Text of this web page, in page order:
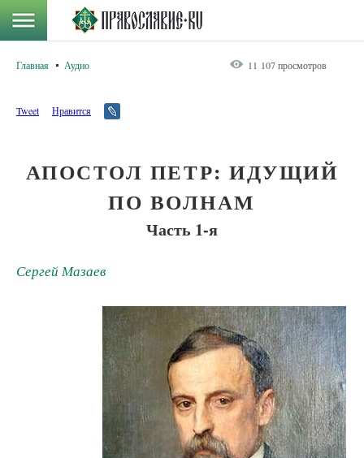
Главная Аудио 11 107 просмотров
Tweet Нравится
АПОСТОЛ ПЕТР: ИДУЩИЙ
ПО ВОЛНАМ
Часть 1-я
Сергей Мазаев